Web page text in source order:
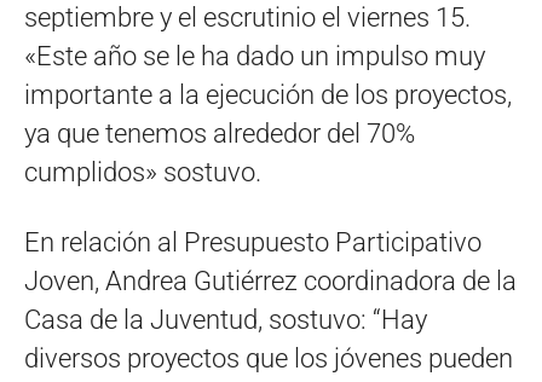
septiembre y el escrutinio el viernes 15.
«Este año se le ha dado un impulso muy
importante a la ejecución de los proyectos,
ya que tenemos alrededor del 70%
cumplidos» sostuvo.
En relación al Presupuesto Participativo
Joven, Andrea Gutiérrez coordinadora de la
Casa de la Juventud, sostuvo: “Hay
diversos proyectos que los jóvenes pueden